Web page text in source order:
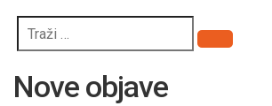
Pretraži
Nove objave